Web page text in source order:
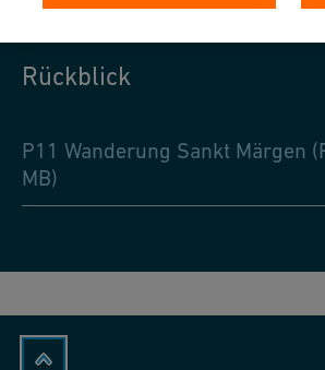
Rückblick
P11 Wanderung Sankt Märgen
MB)